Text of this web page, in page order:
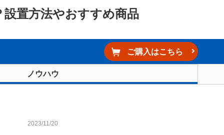
置方法やおすすめ商品
ご購入はこちら
ノウハウ
2023/11/20